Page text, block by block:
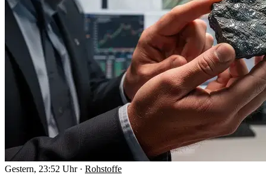
Gestern, 23:52 Uhr · Rohstoffe